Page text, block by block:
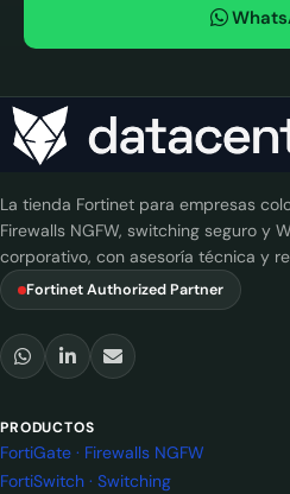
La tienda Fortinet para empresas
Firewalls NGFW, switching seguro y
corporativo, con asesoría técnica y
Fortinet Authorized Partner
PRODUCTOS
FortiGate · Firewalls NGFW
FortiSwitch · Switching